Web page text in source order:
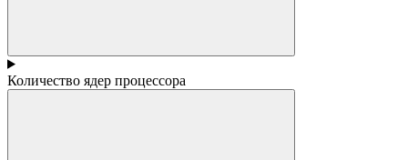
Количество ядер процессора